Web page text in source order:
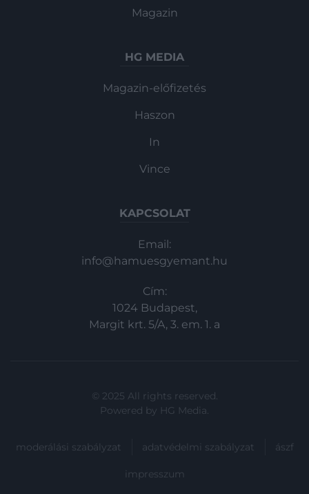
Magazin
HG MEDIA
Magazin-előfizetés
Haszon
In
Vince
KAPCSOLAT
Email:
info@hamuesgyemant.hu
Cím:
1024 Budapest,
Margit krt. 5/A, 3. em. 1. a
© 2025 All rights reserved.
Powered by HG Media.
moderálási szabályzat adatvédelmi szabályzat ászf
impresszum